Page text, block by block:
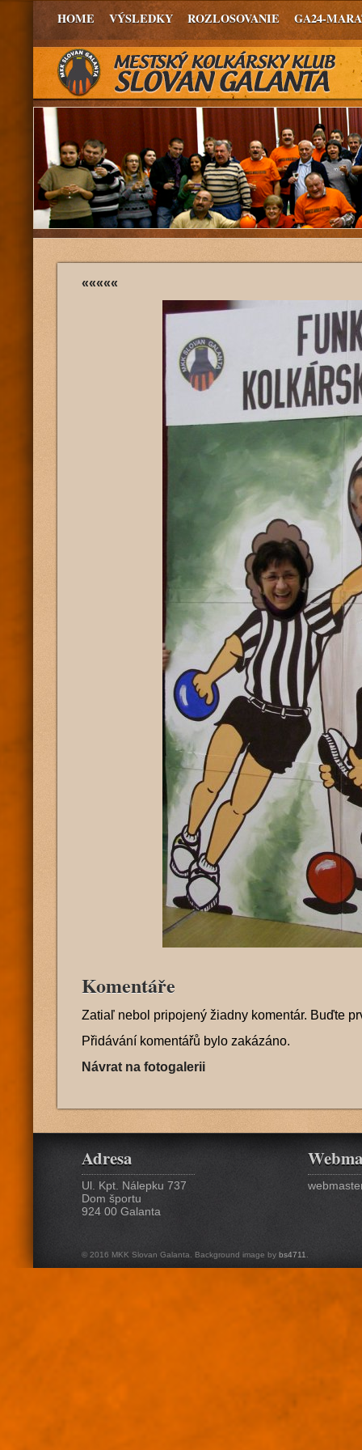
HOME VÝSLEDKY ROZLOSOVANIE GA24-
«««««
Komentáře
Zatiaľ nebol pripojený žiadny komentár. Buďte
Přidávání komentářů bylo zakázáno.
Návrat na fotogalerii
Adresa
Ul. Kpt. Nálepku 737
Dom športu
924 00 Galanta
© 2016 MKK Slovan Galanta. Background image by bs4711